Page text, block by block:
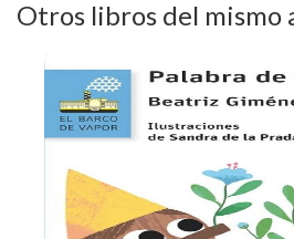
Otros libros del mismo